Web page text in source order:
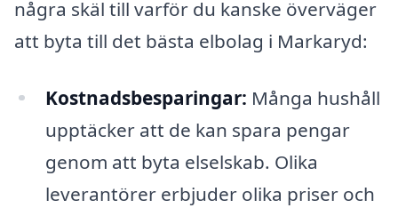
några skäl till varför du kanske överväger
att byta till det bästa elbolag i Markaryd:
Kostnadsbesparingar: Många hushåll
upptäcker att de kan spara pengar
genom att byta elselskab. Olika
leverantörer erbjuder olika priser och